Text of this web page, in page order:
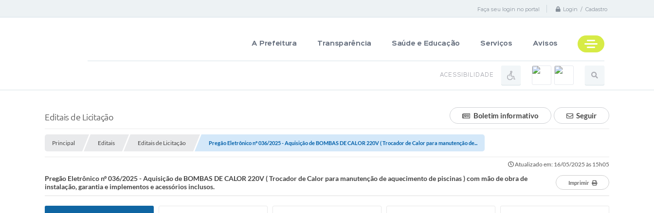
Faça seu login no portal Login / Cadastro
A Prefeitura Transparência Saúde e Educação Serviços Avisos
ACESSIBILIDADE
Editais de Licitação Seguir
Boletim informativo
Principal Editais Editais de Licitação Pregão Eletrônico nº 036/2025 - Aquisição de BOMBAS DE CALOR 220V ( Trocador de Calor para manutenção de...
Atualizado em: 16/05/2025 às 15h05
Pregão Eletrônico nº 036/2025 - Aquisição de BOMBAS DE CALOR 220V ( Trocador de Calor para manutenção de aquecimento de piscinas ) com mão de obra de
instalação, garantia e implementos e acessórios inclusos.
Imprimir